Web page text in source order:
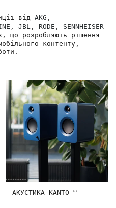
від AKG ,
, JBL , RODE , SENNHEISER
що розробляють рішення
контенту,
АКУСТИКА KANTO 67